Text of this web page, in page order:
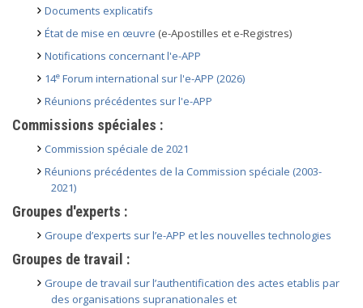
Documents explicatifs
État de mise en œuvre (e-Apostilles et e-Registres)
Notifications concernant l'e-APP
14e Forum international sur l'e-APP (2026)
Réunions précédentes sur l'e-APP
Commissions spéciales :
Commission spéciale de 2021
Réunions précédentes de la Commission spéciale (2003-
2021)
Groupes d'experts :
Groupe d’experts sur l’e-APP et les nouvelles technologies
Groupes de travail :
Groupe de travail sur l’authentification des actes etablis par
des organisations supranationales et